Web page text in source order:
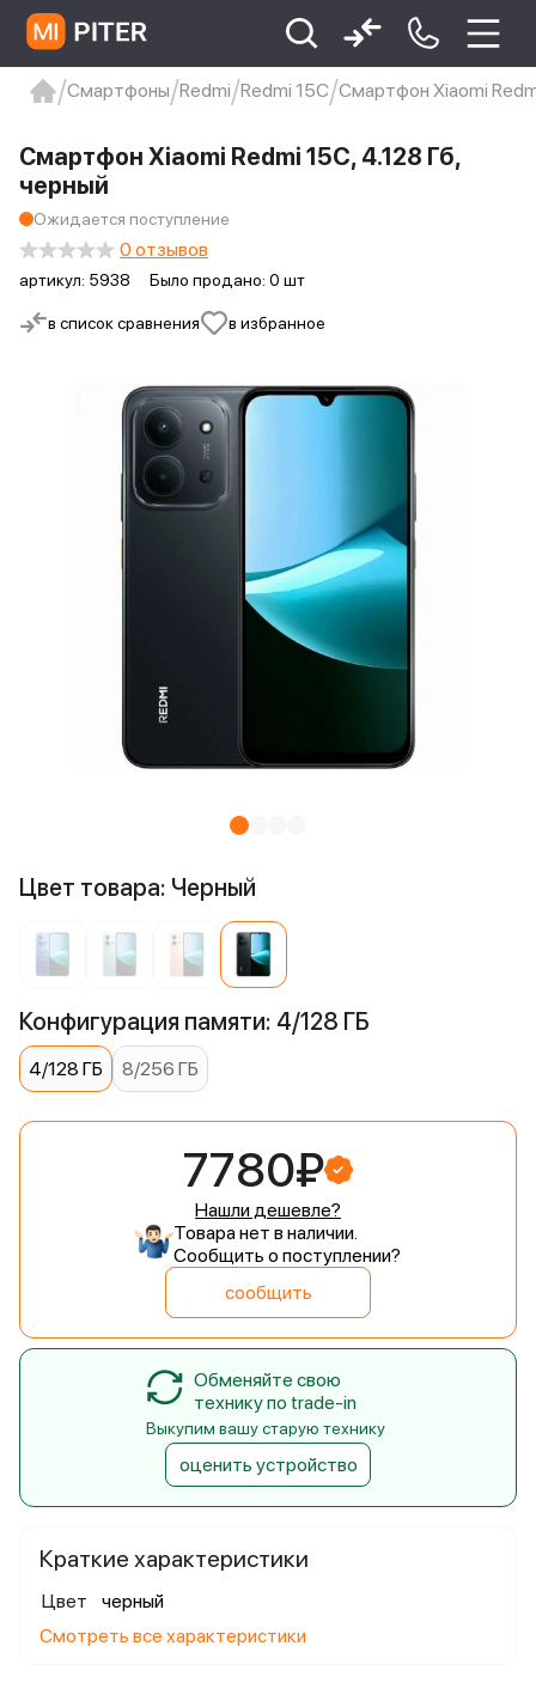
Xiaomi 9 про
xiaomi redmi 12c
Смартфоны Redmi Redmi 15C Смартфон Xiaomi
в список сравнения в избранное
Смартфон Xiaomi Redmi 15C, 4.128 Гб,
черный
Ожидается поступление
артикул: 5938 Было продано: 0 шт
0 отзывов
Краткие характеристики
Цвет
черный
Смотреть все характеристики
Цвет товара: Черный
Конфигурация памяти: 4/128 ГБ
4/128 ГБ 8/256 ГБ
7780₽
Нашли дешевле?
Товара нет в наличии.
Сообщить о поступлении?
сообщить
Обменяйте свою
технику по trade-in
Выкупим вашу старую технику
оценить устройство